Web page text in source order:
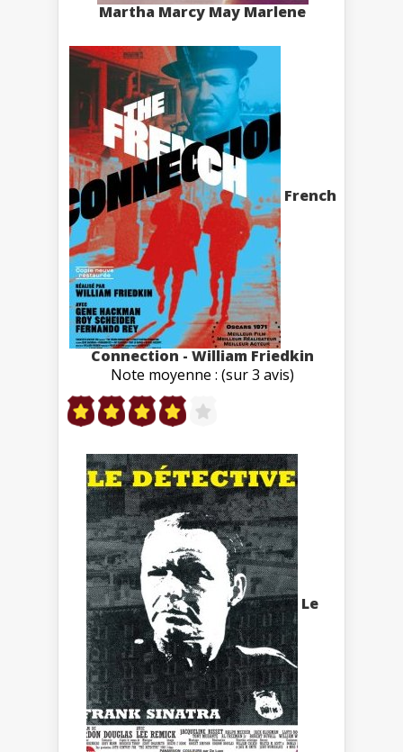
Martha Marcy May Marlene
French
Connection - William Friedkin
Note moyenne : (sur 3 avis)
Le